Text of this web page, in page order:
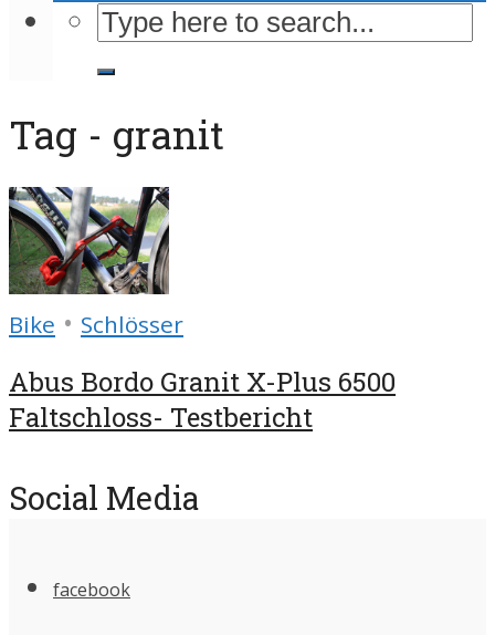
Tag - granit
Bike • Schlösser
Abus Bordo Granit X-Plus 6500
Faltschloss- Testbericht
Social Media
facebook